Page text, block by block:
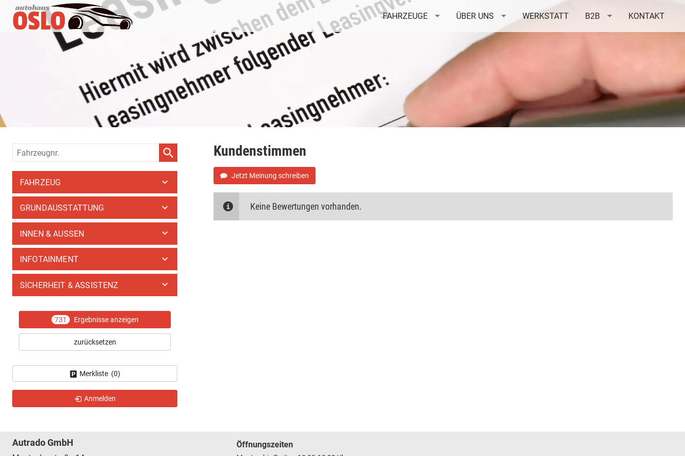
FAHRZEUGE ÜBER UNS WERKSTATT B2B KONTAKT
Kundenstimmen
Jetzt Meinung schreiben
Keine Bewertungen vorhanden.
Fahrzeugnr.
FAHRZEUG
GRUNDAUSSTATTUNG
INNEN & AUSSEN
INFOTAINMENT
SICHERHEIT & ASSISTENZ
731 Ergebnisse anzeigen
zurücksetzen
Merkliste (0)
Anmelden
Autrado GmbH Öffnungszeiten